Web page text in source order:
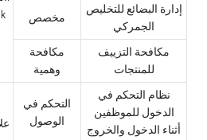
مخصص
إدارة البضائع للتخليص
الجمركي
مكافحة
وهمية
مكافحة التزييف
للمنتجات
التحكم في
الوصول
نظام التحكم في
الدخول للموظفين
أثناء الدخول والخروج